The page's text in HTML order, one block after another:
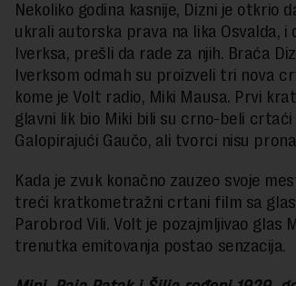
Nekoliko godina kasnije, Dizni je otkrio
ukrali autorska prava na lika Osvalda, i
Iverksa, prešli da rade za njih. Braća
Iverksom odmah su proizveli tri nova
kome je Volt radio, Miki Mausa. Prvi
glavni lik bio Miki bili su crno-beli crtaći
Galopirajući Gaučo, ali tvorci nisu
Kada je zvuk konačno zauzeo svoje
treći kratkometražni crtani film sa
Parobrod Vili. Volt je pozajmljivao glas
trenutka emitovanja postao senzacija.